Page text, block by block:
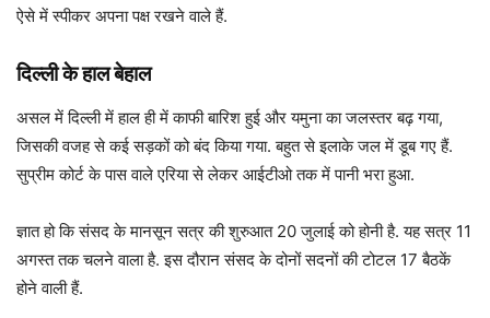
ऐसे में स्पीकर अपना पक्ष रखने वाले हैं.
दिल्ली के हाल बेहाल
असल में दिल्ली में हाल ही में काफी बारिश हुई और यमुना का जलस्तर बढ़ गया,
जिसकी वजह से कई सड़कों को बंद किया गया. बहुत से इलाके जल में डूब गए हैं.
सुप्रीम कोर्ट के पास वाले एरिया से लेकर आईटीओ तक में पानी भरा हुआ.
ज्ञात हो कि संसद के मानसून सत्र की शुरुआत 20 जुलाई को होनी है. यह सत्र 11
अगस्त तक चलने वाला है. इस दौरान संसद के दोनों सदनों की टोटल 17 बैठकें
होने वाली हैं.